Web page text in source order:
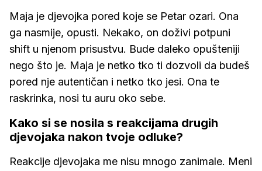
Maja je djevojka pored koje se Petar ozari. Ona
ga nasmije, opusti. Nekako, on doživi potpuni
shift u njenom prisustvu. Bude daleko opušteniji
nego što je. Maja je netko tko ti dozvoli da budeš
pored nje autentičan i netko tko jesi. Ona te
raskrinka, nosi tu auru oko sebe.
Kako si se nosila s reakcijama drugih
djevojaka nakon tvoje odluke?
Reakcije djevojaka me nisu mnogo zanimale. Meni